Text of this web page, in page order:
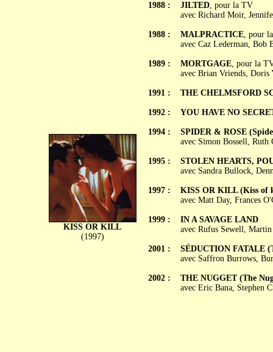
KISS OR KILL
(1997)
1988 :
1988 :
1989 :
1991 :
1992 :
1994 :
1995 :
1997 :
1999 :
2001 :
2002 :
JILTED, pour la TV
avec Richard Moir,
MALPRACTICE, pour
avec Caz Lederman, Bob
MORTGAGE, pour la
avec Brian Vriends, Doris
THE CHELMSFORD
YOU HAVE NO
SPIDER & ROSE
avec Simon Bossell,
STOLEN HEARTS,
avec Sandra Bullock,
KISS OR KILL (Kiss of
avec Matt Day, Frances
IN A SAVAGE LAND
avec Rufus Sewell,
SÉDUCTION FATALE
avec Saffron Burrows,
THE NUGGET (The
avec Eric Bana, Stephen